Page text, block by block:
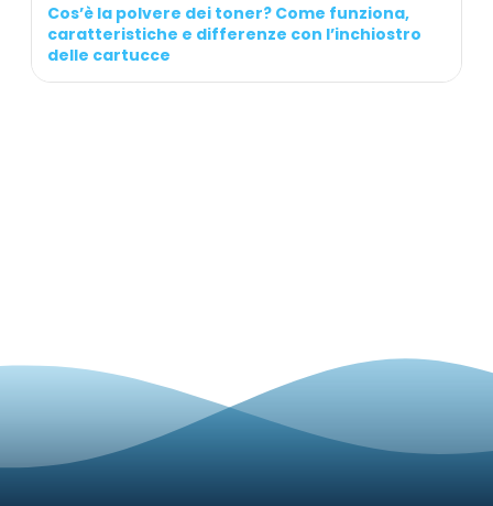
Cos’è la polvere dei toner? Come funziona,
caratteristiche e differenze con l’inchiostro
delle cartucce